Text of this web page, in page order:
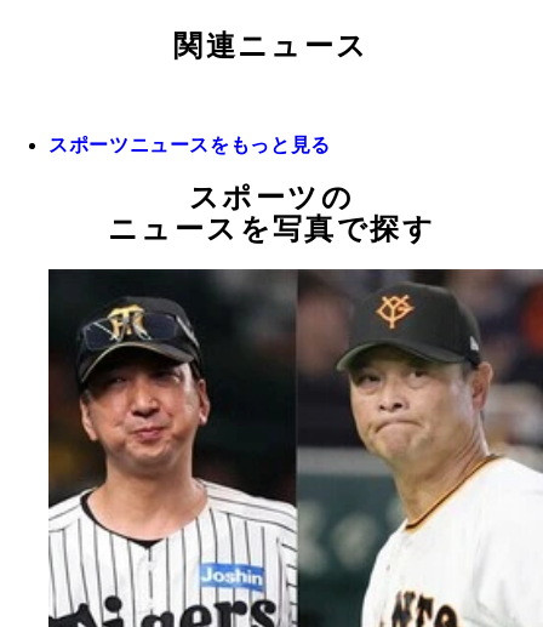
関連ニュース
スポーツニュースをもっと見る
スポーツの
ニュースを写真で探す